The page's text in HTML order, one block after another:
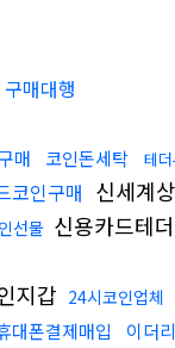
매대행
매 코인돈세탁 테
코인구매 신세계
선물 신용카드테
지갑 24시코인업체
대폰결제매입 이더